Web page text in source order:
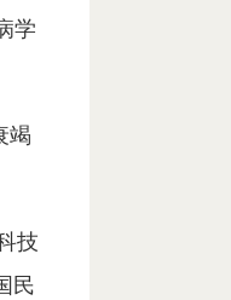
学
竭
技
民